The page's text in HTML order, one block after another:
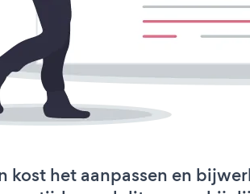
kost het aanpassen en